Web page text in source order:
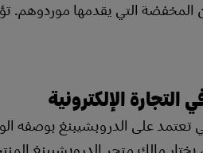
المخفضة التي يقدمها موردوهم.
الإلكترونية
تعتمد على الدروبشيبنغ بوصفه
مالك متجر الدروبشيبنغ